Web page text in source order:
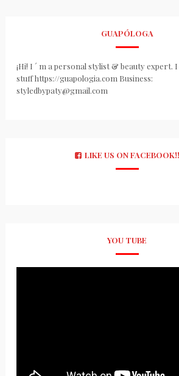
GUAPÓLOGA
¡Hi! I ´ m a personal stylist & beauty expert.
stuff https://guapologia.com Business:
styledbypaty@gmail.com
LIKE US ON FACEBOOK!!
YOU TUBE